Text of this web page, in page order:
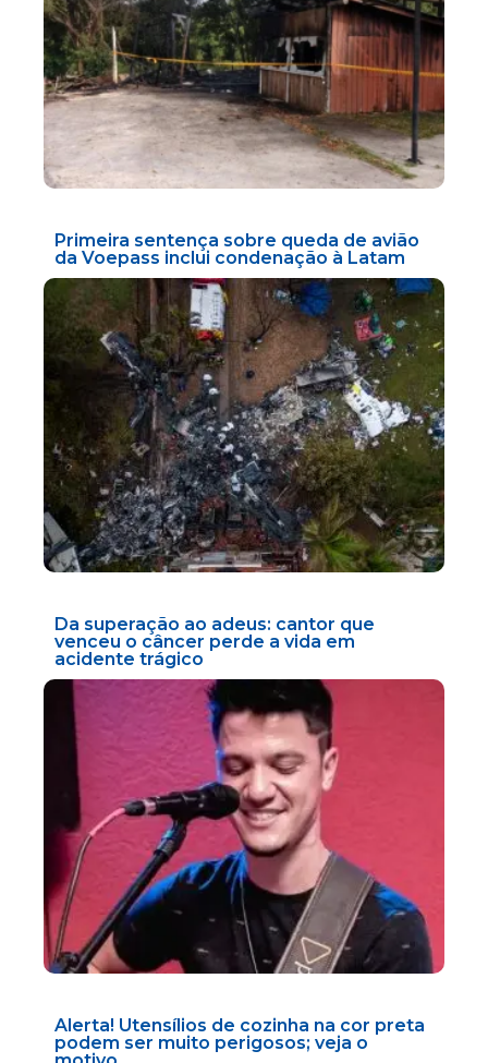
Primeira sentença sobre queda de avião
da Voepass inclui condenação à Latam
Da superação ao adeus: cantor que
venceu o câncer perde a vida em
acidente trágico
Alerta! Utensílios de cozinha na cor preta
podem ser muito perigosos; veja o